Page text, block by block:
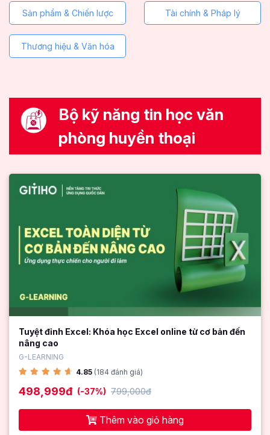
Sản phẩm & Chiến lược Tài chính & Pháp lý
Thương hiệu & Văn hóa
Bộ kỹ năng tin học văn
phòng huyền thoại
Tuyệt đỉnh Excel: Khóa học Excel online từ cơ bản đến
nâng cao
G-LEARNING
4.85 (184 đánh giá)
498,999đ (-37%) 799,000đ
Thêm vào giỏ hàng